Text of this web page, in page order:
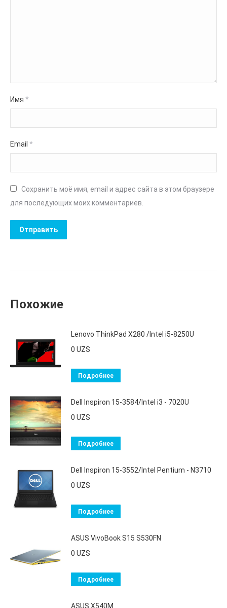
Имя *
Email *
Сохранить моё имя, email и адрес сайта в этом браузере
для последующих моих комментариев.
Похожие
Lenovo ThinkPad X280 /Intel i5-8250U
0 UZS
Подробнее
Dell Inspiron 15-3584/Intel i3 - 7020U
0 UZS
Подробнее
Dell Inspiron 15-3552/Intel Pentium - N3710
0 UZS
Подробнее
ASUS VivoBook S15 S530FN
0 UZS
Подробнее
ASUS X540M